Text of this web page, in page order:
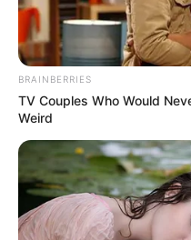
BRAINBERRIES
TV Couples Who Would
Weird